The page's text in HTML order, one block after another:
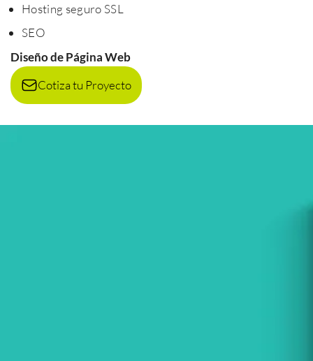
Hosting seguro SSL
SEO
Diseño de Página Web
Cotiza tu Proyecto